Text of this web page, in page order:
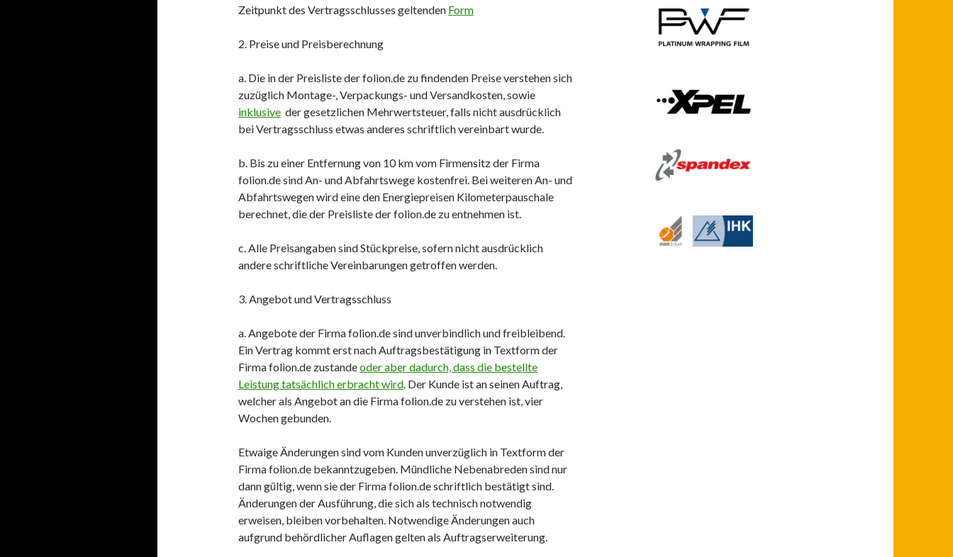
Zeitpunkt des Vertragsschlusses geltenden Form
2. Preise und Preisberechnung
a. Die in der Preisliste der folion.de zu findenden Preise verstehen sich
zuzüglich Montage-, Verpackungs- und Versandkosten, sowie
inklusive der gesetzlichen Mehrwertsteuer, falls nicht ausdrücklich
bei Vertragsschluss etwas anderes schriftlich vereinbart wurde.
b. Bis zu einer Entfernung von 10 km vom Firmensitz der Firma
folion.de sind An- und Abfahrtswege kostenfrei. Bei weiteren An- und
Abfahrtswegen wird eine den Energiepreisen Kilometerpauschale
berechnet, die der Preisliste der folion.de zu entnehmen ist.
c. Alle Preisangaben sind Stückpreise, sofern nicht ausdrücklich
andere schriftliche Vereinbarungen getroffen werden.
3. Angebot und Vertragsschluss
a. Angebote der Firma folion.de sind unverbindlich und freibleibend.
Ein Vertrag kommt erst nach Auftragsbestätigung in Textform der
Firma folion.de zustandeoder aber dadurch, dass die bestellte
Leistung tatsächlich erbracht wird. Der Kunde ist an seinen Auftrag,
welcher als Angebot an die Firma folion.de zu verstehen ist, vier
Wochen gebunden.
Etwaige Änderungen sind vom Kunden unverzüglich in Textform der
Firma folion.de bekanntzugeben. Mündliche Nebenabreden sind nur
dann gültig, wenn sie der Firma folion.de schriftlich bestätigt sind.
Änderungen der Ausführung, die sich als technisch notwendig
erweisen, bleiben vorbehalten. Notwendige Änderungen auch
aufgrund behördlicher Auflagen gelten als Auftragserweiterung.